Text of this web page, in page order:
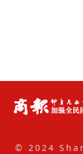
© 2024